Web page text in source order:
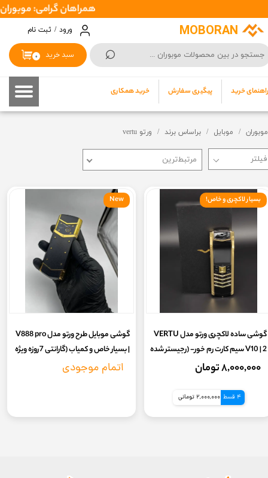
MOBORAN
⌕ ۰ سبد خرید
راهنمای خرید پیگیری سفارش خرید همکاری
ورود / ثبت نام
حساب کاربری من
تغییر گذر واژه
خروج از حساب کاربری
همراهان گرامی: موبوران سفارشات شما را در اسرع وقت ( 1
موبوران موبایل براساس برند ورتو vertu
مرتبط‌ترین
گوشی ساده لاکچری ورتو مدل VERTU
V10 | 2 سیم کارت رم خور- (رجیستر شده
۸,۰۰۰,۰۰۰ تومان
4 قسط 2,000,000 تومانی
بسیار لاکچری و خاص!
گوشی موبایل طرح ورتو مدل V888 pro
| بسیار خاص و کمیاب (گارانتی 7روزه ویژه
تست و تعویض)
اتمام موجودی
New